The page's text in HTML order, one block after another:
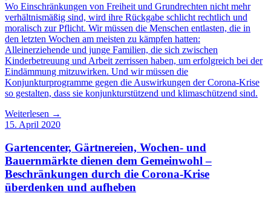
Wo Einschränkungen von Freiheit und Grundrechten nicht mehr
verhältnismäßig sind, wird ihre Rückgabe schlicht rechtlich und
moralisch zur Pflicht. Wir müssen die Menschen entlasten, die in
den letzten Wochen am meisten zu kämpfen hatten:
Alleinerziehende und junge Familien, die sich zwischen
Kinderbetreuung und Arbeit zerrissen haben, um erfolgreich bei der
Eindämmung mitzuwirken. Und wir müssen die
Konjunkturprogramme gegen die Auswirkungen der Corona-Krise
so gestalten, dass sie konjunkturstützend und klimaschützend sind.
Weiterlesen →
15. April 2020
Gartencenter, Gärtnereien, Wochen- und
Bauernmärkte dienen dem Gemeinwohl –
Beschränkungen durch die Corona-Krise
überdenken und aufheben